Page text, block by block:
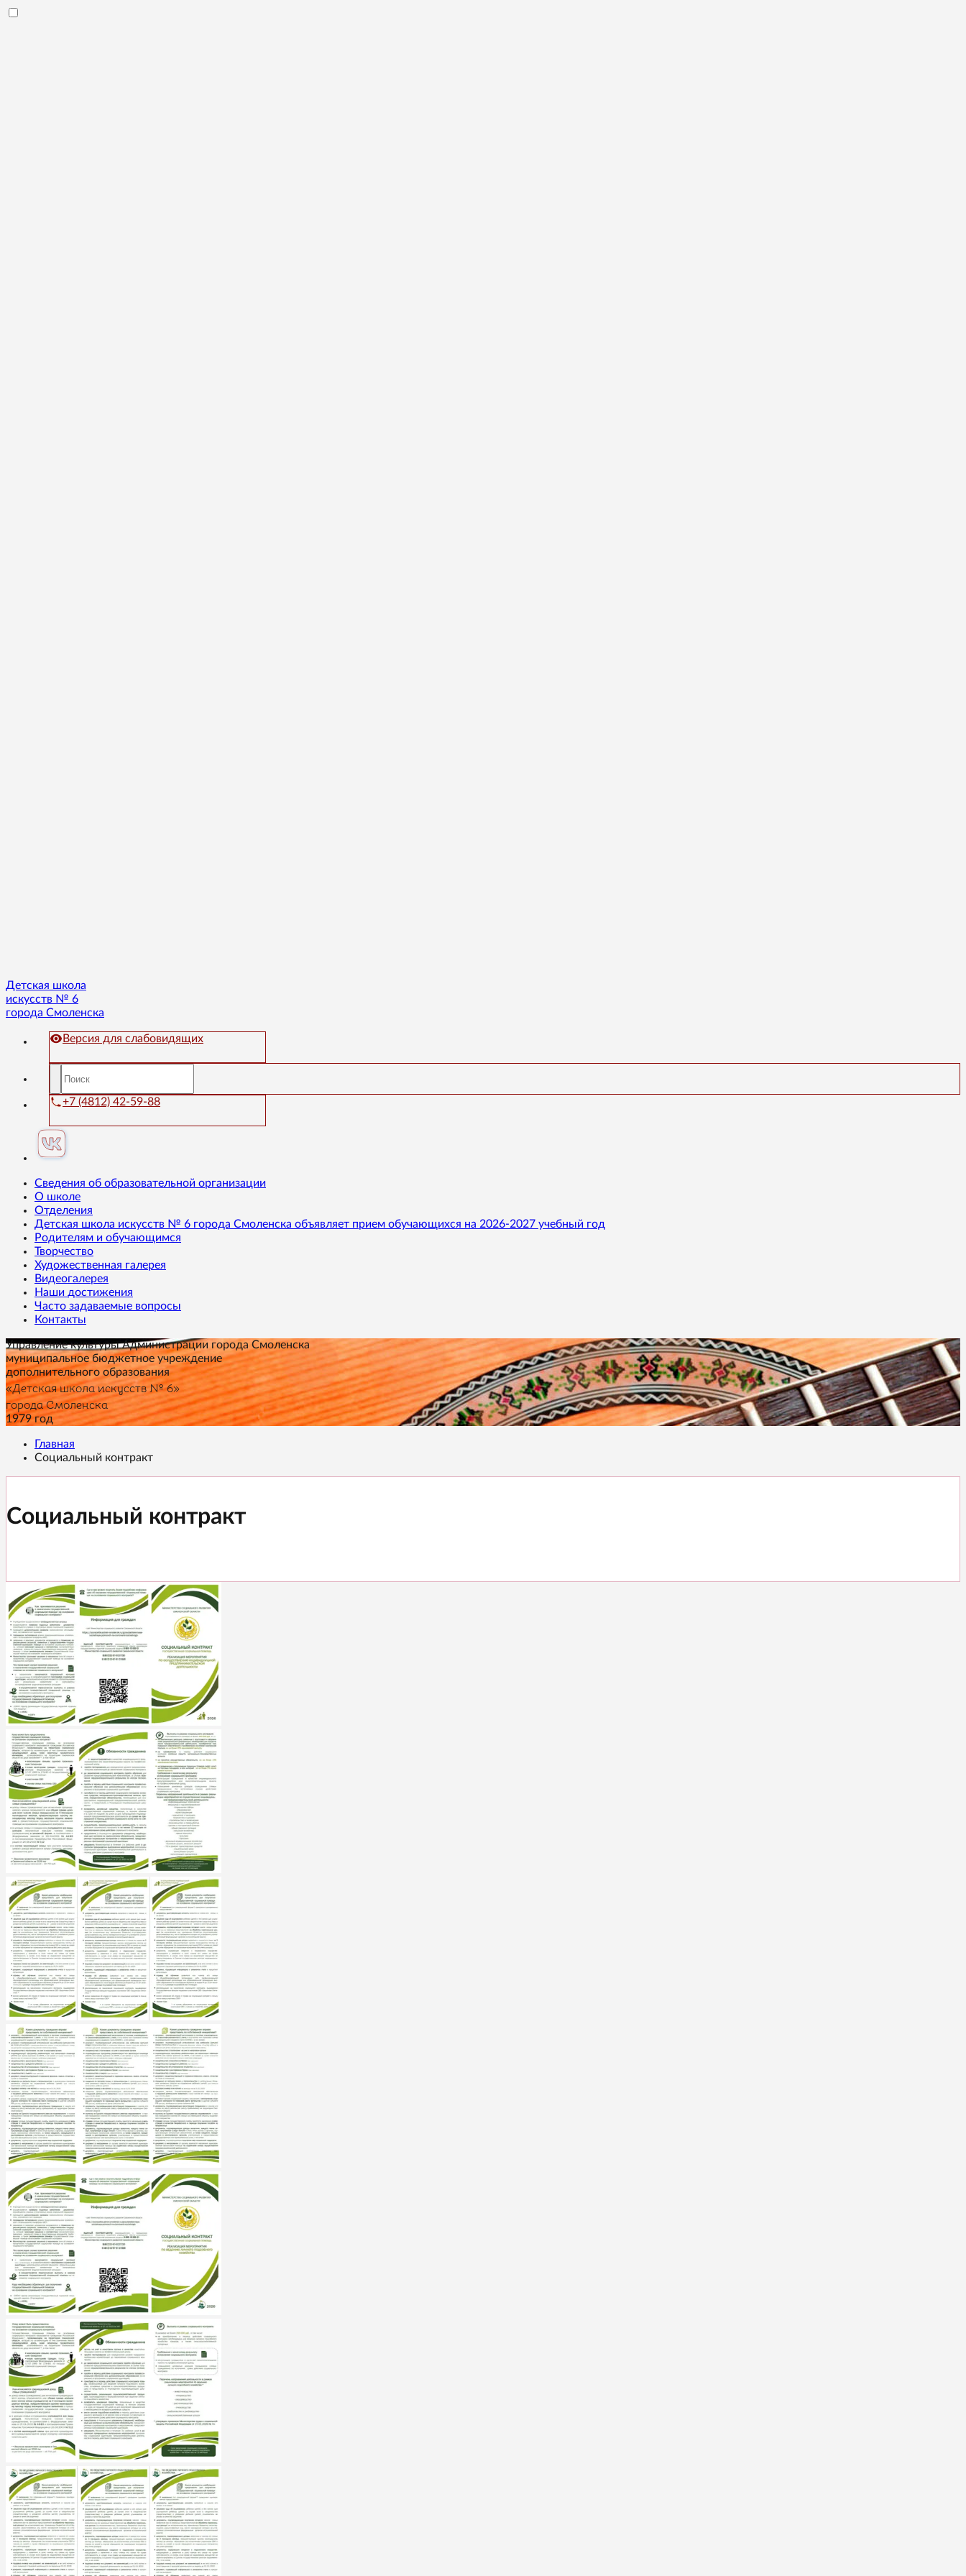
Детская школа
искусств № 6
города Смоленска
Версия для слабовидящих
+7 (4812) 42-59-88
Сведения об образовательной организации
О школе
Отделения
Детская школа искусств № 6 города Смоленска объявляет прием обучающихся на 2026-2027 учебный год
Родителям и обучающимся
Творчество
Художественная галерея
Видеогалерея
Наши достижения
Часто задаваемые вопросы
Контакты
Управление культуры Администрации города Смоленска
муниципальное бюджетное учреждение
дополнительного образования
«Детская школа искусств № 6»
города Смоленска
1979 год
Главная
Социальный контракт
Социальный контракт